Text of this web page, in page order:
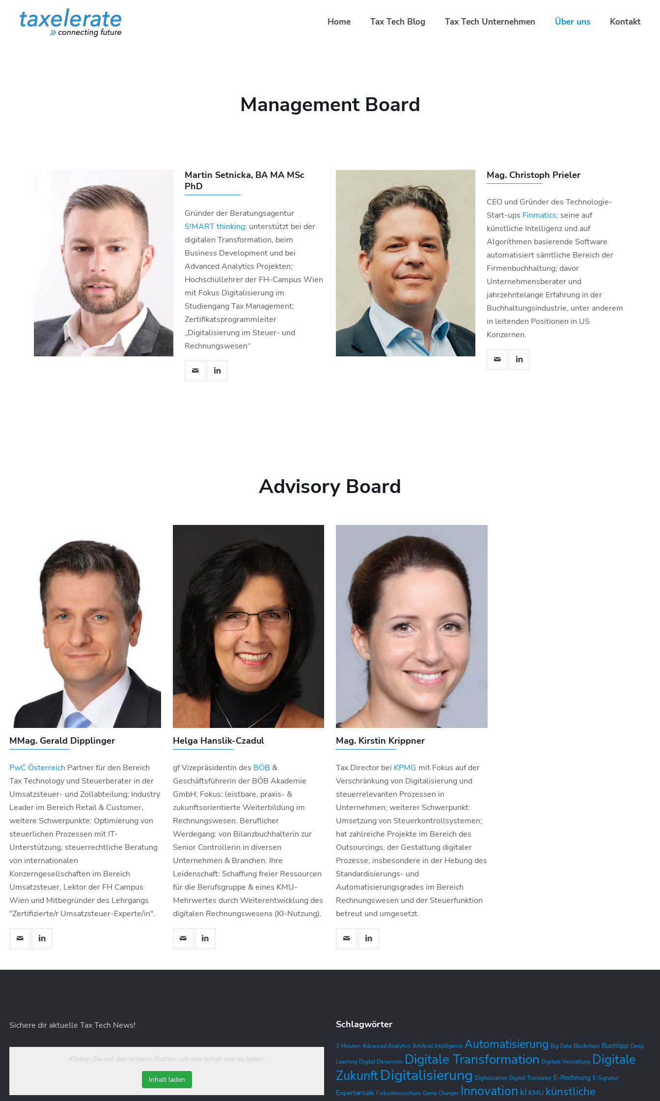
Home Tax Tech Blog Tax Tech Unternehmen Über uns Kontakt
Management Board
Martin Setnicka, BA MA MSc
PhD
Gründer der Beratungsagentur
S!MART thinking; unterstützt bei der
digitalen Transformation, beim
Business Development und bei
Advanced Analytics Projekten;
Hochschullehrer der FH-Campus Wien
mit Fokus Digitalisierung im
Studiengang Tax Management;
Zertifikatsprogrammleiter
„Digitalisierung im Steuer- und
Rechnungswesen“
Mag. Christoph Prieler
CEO und Gründer des Technologie-
Start-ups Finmatics; seine auf
künstliche Intelligenz und auf
Algorithmen basierende Software
automatisiert sämtliche Bereich der
Firmenbuchhaltung; davor
Unternehmensberater und
jahrzehntelange Erfahrung in der
Buchhaltungsindustrie, unter anderem
in leitenden Positionen in US
Konzernen.
Advisory Board
MMag. Gerald Dipplinger
PwC Österreich Partner für den Bereich
Tax Technology und Steuerberater in der
Umsatzsteuer- und Zollabteilung; Industry
Leader im Bereich Retail & Customer,
weitere Schwerpunkte: Optimierung von
steuerlichen Prozessen mit IT-
Unterstützung, steuerrechtliche Beratung
von internationalen
Konzerngesellschaften im Bereich
Umsatzsteuer, Lektor der FH Campus
Wien und Mitbegründer des Lehrgangs
"Zertifizierte/r Umsatzsteuer-Experte/in".
Helga Hanslik-Czadul
gf Vizepräsidentin des BÖB &
Geschäftsführerin der BÖB Akademie
GmbH; Fokus: leistbare, praxis- &
zukunftsorientierte Weiterbildung im
Rechnungswesen. Beruflicher
Werdegang: von Bilanzbuchhalterin zur
Senior Controllerin in diversen
Unternehmen & Branchen. Ihre
Leidenschaft: Schaffung freier Ressourcen
für die Berufsgruppe & eines KMU-
Mehrwertes durch Weiterentwicklung des
digitalen Rechnungswesens (KI-Nutzung).
Mag. Kirstin Krippner
Tax Director bei KPMG mit Fokus auf der
Verschränkung von Digitalisierung und
steuerrelevanten Prozessen in
Unternehmen; weiterer Schwerpunkt:
Umsetzung von Steuerkontrollsystemen;
hat zahlreiche Projekte im Bereich des
Outsourcings, der Gestaltung digitaler
Prozesse, insbesondere in der Hebung des
Standardisierungs- und
Automatisierungsgrades im Bereich
Rechnungswesen und der Steuerfunktion
betreut und umgesetzt.
Sichere dir aktuelle Tax Tech News!
Klicken Sie auf den unteren Button, um den Inhalt von zu laden.
Inhalt laden
Schlagwörter
3 Minuten Advanced Analytics Artificial Intelligence Automatisierung Big Data Blockchain Buchtipp Deep
Learning Digital Darwinism Digitale Transformation Digitale Verwaltung Digitale
ZukunftDigitalisierung Digitalization Digital Translator E-Rechnung E-Signatur
Expertentalk Fixkostenzuschuss Game Changer Innovation kI KMU künstliche